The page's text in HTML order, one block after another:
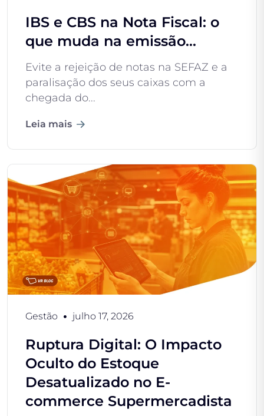
IBS e CBS na Nota Fiscal: o
que muda na emissão...
Evite a rejeição de notas na SEFAZ e a
paralisação dos seus caixas com a
chegada do...
Leia mais
Gestão julho 17, 2026
Ruptura Digital: O Impacto
Oculto do Estoque
Desatualizado no E-
commerce Supermercadista